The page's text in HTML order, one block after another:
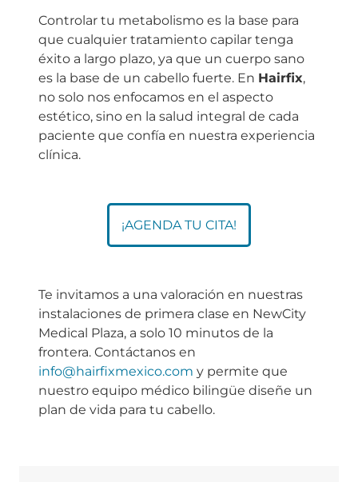
Controlar tu metabolismo es la base para
que cualquier tratamiento capilar tenga
éxito a largo plazo, ya que un cuerpo sano
es la base de un cabello fuerte. En Hairfix,
no solo nos enfocamos en el aspecto
estético, sino en la salud integral de cada
paciente que confía en nuestra experiencia
clínica.
¡AGENDA TU CITA!
Te invitamos a una valoración en nuestras
instalaciones de primera clase en NewCity
Medical Plaza, a solo 10 minutos de la
frontera. Contáctanos en
info@hairfixmexico.com y permite que
nuestro equipo médico bilingüe diseñe un
plan de vida para tu cabello.